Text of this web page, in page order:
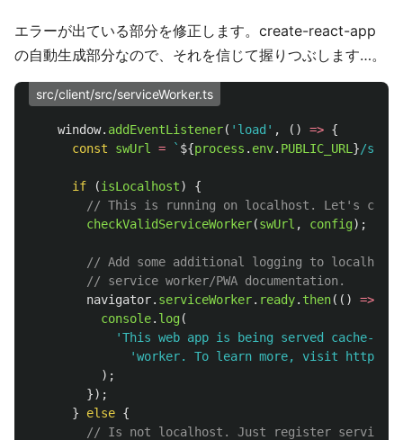
エラーが出ている部分を修正します。create-react-app
の自動生成部分なので、それを信じて握りつぶします…。
src/client/src/serviceWorker.ts
window. addEventListener( ' load ' , () => {
const
swUrl = ` ${process . env. PUBLIC_URL }/
if (isLocalhost)
{
// This is running on localhost. Let's
checkValidServiceWorker(swUrl , config);
// Add some additional logging to
// service worker/PWA documentation.
navigator. serviceWorker. ready. then(() =>
console. log(
'This web app is being served cache-
'worker. To learn more, visit https://
);
});
}
else {
// Is not localhost. Just register service